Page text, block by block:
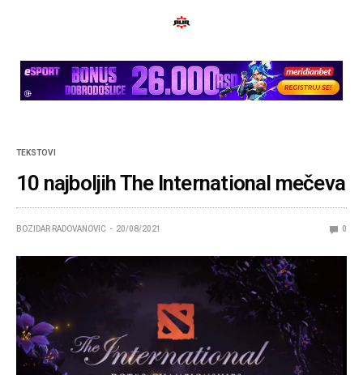
TEKSTOVI
10 najboljih The International mečeva
BOZIDAR RADOVANOVIC 20/08/2021 0